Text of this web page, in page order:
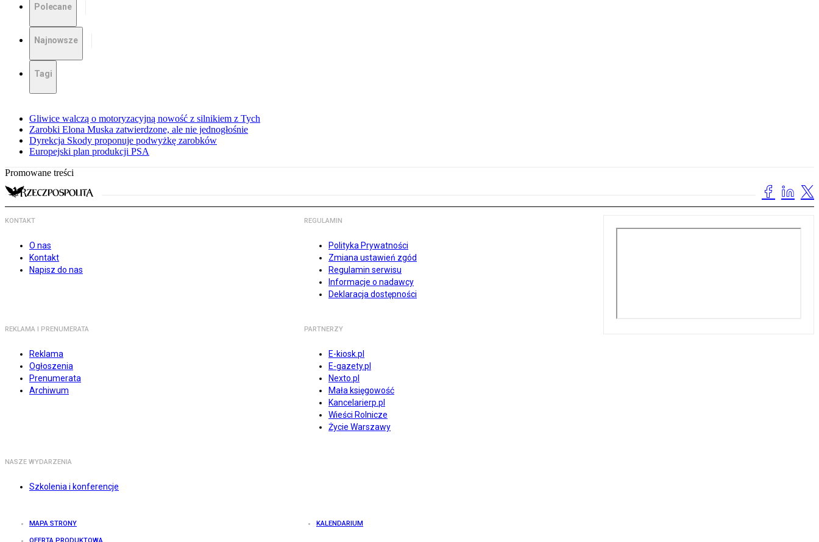
Polecane
Najnowsze
Tagi
Gliwice walczą o motoryzacyjną nowość z silnikiem z Tych
Zarobki Elona Muska zatwierdzone, ale nie jednogłośnie
Dyrekcja Skody proponuje podwyżkę zarobków
Europejski plan produkcji PSA
Promowane treści
KONTAKT
O nas
Kontakt
Napisz do nas
REGULAMIN
Polityka Prywatności
Zmiana ustawień zgód
Regulamin serwisu
Informacje o nadawcy
Deklaracja dostępności
REKLAMA I PRENUMERATA
Reklama
Ogłoszenia
Prenumerata
Archiwum
PARTNERZY
E-kiosk.pl
E-gazety.pl
Nexto.pl
Mała księgowość
Kancelarierp.pl
Wieści Rolnicze
Życie Warszawy
NASZE WYDARZENIA
Szkolenia i konferencje
MAPA STRONY KALENDARIUM